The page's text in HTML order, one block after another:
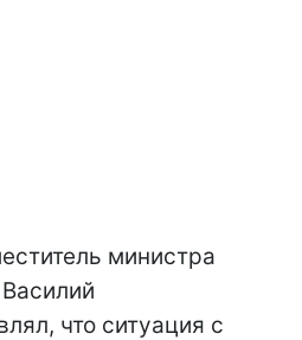
министра
что ситуация с